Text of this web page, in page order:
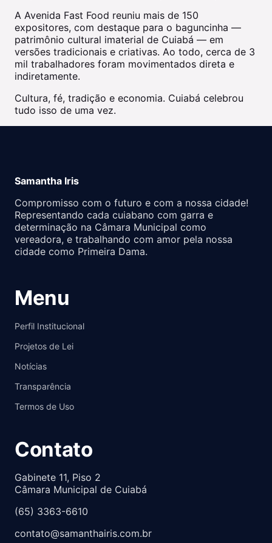
A Avenida Fast Food reuniu mais de 150
expositores, com destaque para o baguncinha —
patrimônio cultural imaterial de Cuiabá — em
versões tradicionais e criativas. Ao todo, cerca de 3
mil trabalhadores foram movimentados direta e
indiretamente.
Cultura, fé, tradição e economia. Cuiabá celebrou
tudo isso de uma vez.
Samantha Iris
Compromisso com o futuro e com a nossa cidade!
Representando cada cuiabano com garra e
determinação na Câmara Municipal como
vereadora, e trabalhando com amor pela nossa
cidade como Primeira Dama.
Menu
Perfil Institucional
Projetos de Lei
Notícias
Transparência
Termos de Uso
Contato
Gabinete 11, Piso 2
Câmara Municipal de Cuiabá
(65) 3363-6610
contato@samanthairis.com.br